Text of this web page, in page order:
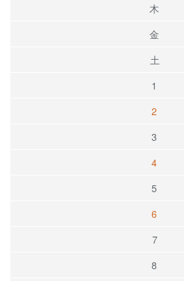
木
金
土
1
2
3
4
5
6
7
8